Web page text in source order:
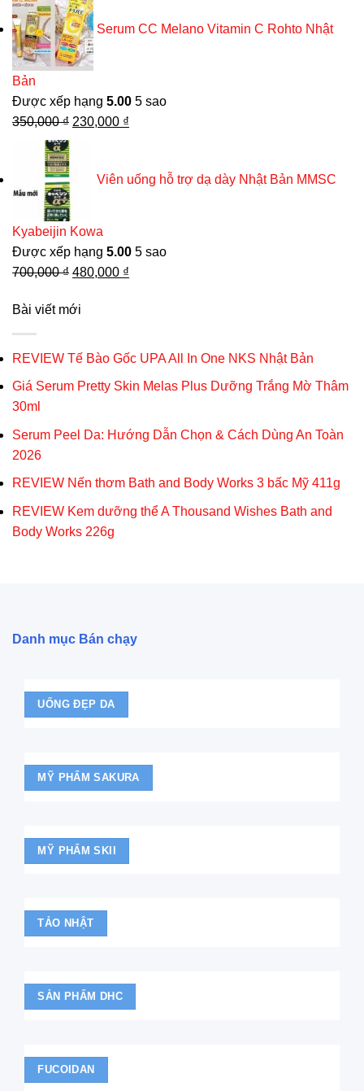
Serum CC Melano Vitamin C Rohto Nhật
Bản
Được xếp hạng 5.00 5 sao
350,000₫ Giá
350,000 ₫.
230,000 ₫
là:
Viên uống hỗ trợ dạ dày Nhật Bản MMSC
Kyabeijin Kowa
Được xếp hạng 5.00 5 sao
700,000₫ Giá
là:
480,000 ₫
480,000 ₫.
Bài viết mới
REVIEW Tế Bào Gốc UPA All In One NKS Nhật Bản
Giá Serum Pretty Skin Melas Plus Dưỡng Trắng Mờ Thâm
30ml
Serum Peel Da: Hướng Dẫn Chọn & Cách Dùng An Toàn
2026
REVIEW Nến thơm Bath and Body Works 3 bấc Mỹ 411g
REVIEW Kem dưỡng thể A Thousand Wishes Bath and
Body Works 226g
Danh mục Bán chạy
UỐNG ĐẸP DA
MỸ PHẨM SAKURA
MỸ PHẨM SKII
TẢO NHẬT
SẢN PHẨM DHC
FUCOIDAN